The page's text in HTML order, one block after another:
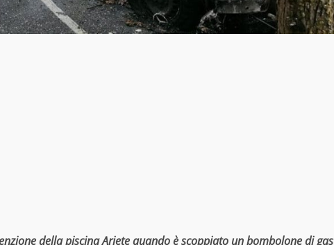
della piscina Ariete quando è scoppiato un bombolone di gas